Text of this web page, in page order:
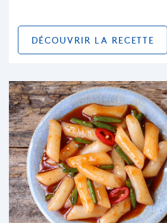
DÉCOUVRIR LA RECETTE